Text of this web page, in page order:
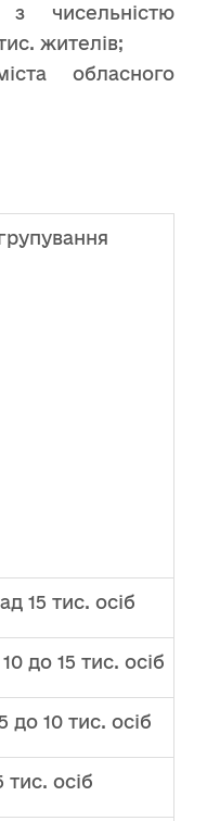
жителів;
обласного
15 тис. осіб
до 15 тис. осіб
до 10 тис. осіб
осіб